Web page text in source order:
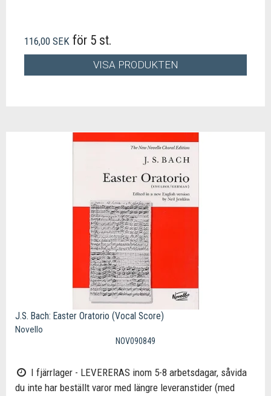
116,00 SEK för 5 st.
VISA PRODUKTEN
J.S. Bach: Easter Oratorio (Vocal Score)
Novello
NOV090849
I fjärrlager - LEVERERAS inom 5-8 arbetsdagar, såvida
du inte har beställt varor med längre leveranstider (med